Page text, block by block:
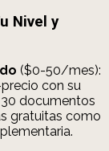
Nivel y
($0-50/mes):
con su
documentos
gratuitas como